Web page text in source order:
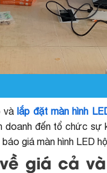
vàlắp đặt màn hình
doanh đến tổ chức
giá màn hình LED
giá cả